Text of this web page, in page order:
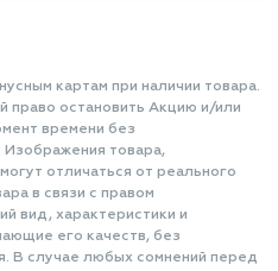
картам при наличии товара.
право остановить Акцию и/или
времени без
товара,
отличаться от реального
в связи с правом
вид, характеристики и
его качеств, без
В случае любых сомнений перед